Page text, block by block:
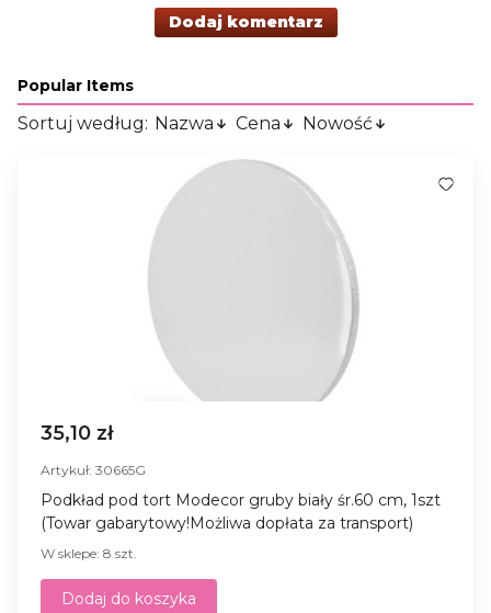
Dodaj komentarz
Popular Items
Sortuj według: Nazwa Cena Nowość
35,10 zł
Artykuł: 30665G
Podkład pod tort Modecor gruby biały śr.60 cm, 1szt
(Towar gabarytowy!Możliwa dopłata za transport)
W sklepe: 8 szt.
Dodaj do koszyka